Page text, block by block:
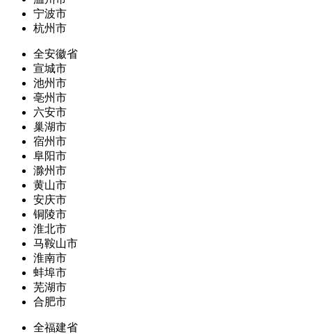
宁波市
杭州市
全安徽省
宣城市
池州市
亳州市
六安市
巢湖市
宿州市
阜阳市
滁州市
黄山市
安庆市
铜陵市
淮北市
马鞍山市
淮南市
蚌埠市
芜湖市
合肥市
全福建省